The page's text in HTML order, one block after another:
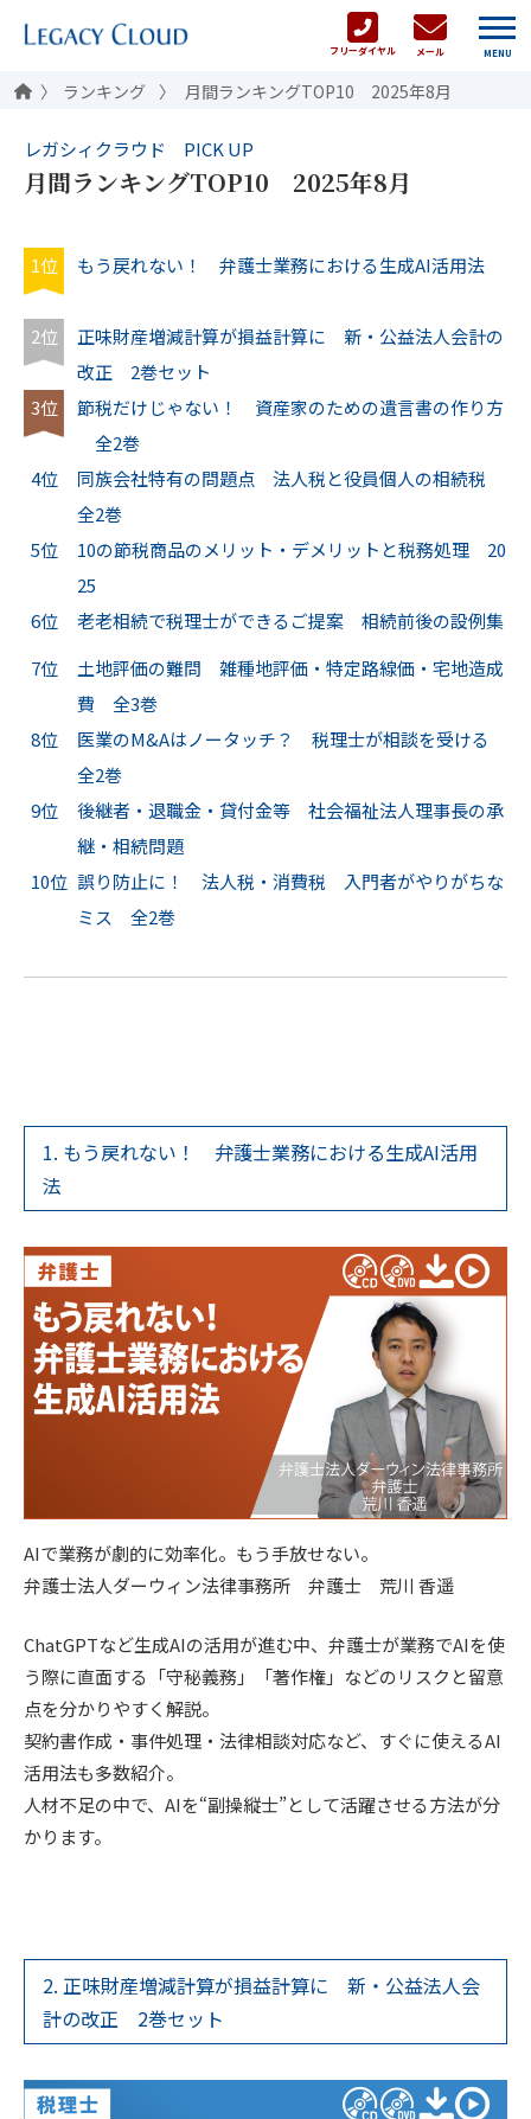
フリーダイヤル メール MENU
ランキング 月間ランキングTOP10 2025年8月
レガシィクラウド PICK UP
月間ランキングTOP10 2025年8月
1位 もう戻れない！ 弁護士業務における生成AI活用法
2位
正味財産増減計算が損益計算に 新・公益法人会計の
改正 2巻セット
3位
節税だけじゃない！ 資産家のための遺言書の作り方
全2巻
4位
同族会社特有の問題点 法人税と役員個人の相続税
全2巻
5位
10の節税商品のメリット・デメリットと税務処理 20
25
6位
老老相続で税理士ができるご提案 相続前後の設例集
7位
土地評価の難問 雑種地評価・特定路線価・宅地造成
費 全3巻
8位
医業のM&Aはノータッチ？ 税理士が相談を受ける
全2巻
9位
後継者・退職金・貸付金等 社会福祉法人理事長の承
継・相続問題
10位 誤り防止に！ 法人税・消費税 入門者がやりがちな
ミス 全2巻
1. もう戻れない！ 弁護士業務における生成AI活用
法
AIで業務が劇的に効率化。もう手放せない。
弁護士法人ダーウィン法律事務所 弁護士 荒川 香遥
ChatGPTなど生成AIの活用が進む中、弁護士が業務でAIを使
う際に直面する「守秘義務」「著作権」などのリスクと留意
点を分かりやすく解説。
契約書作成・事件処理・法律相談対応など、すぐに使えるAI
活用法も多数紹介。
人材不足の中で、AIを“副操縦士”として活躍させる方法が分
かります。
2. 正味財産増減計算が損益計算に 新・公益法人会
計の改正 2巻セット